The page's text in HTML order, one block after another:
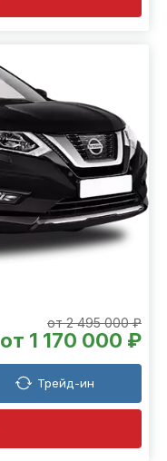
от 2 495 000 ₽
от 1 170 000 ₽
Трейд-ин